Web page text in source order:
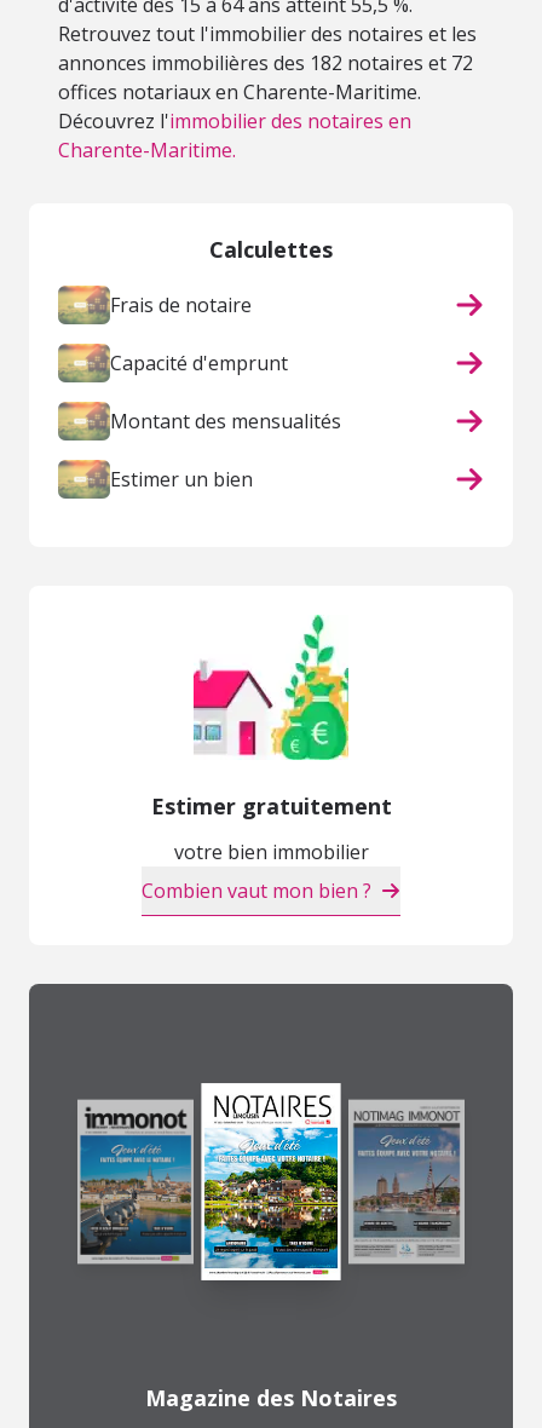
Retrouvez tout l'immobilier des notaires et les
annonces immobilières des 182 notaires et 72
offices notariaux en Charente-Maritime.
Découvrez l'immobilier des notaires en
Charente-Maritime.
Calculettes
Frais de notaire
Capacité d'emprunt
Montant des mensualités
Estimer un bien
Estimer gratuitement
votre bien immobilier
Combien vaut mon bien ?
Magazine des Notaires